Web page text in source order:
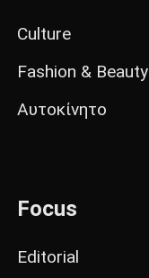
Culture
Fashion & Beauty
Αυτοκίνητο
Focus
Editorial